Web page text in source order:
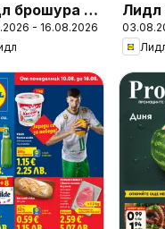
брошура -
моменти
грила
- 16.08.2026
Лидл
край